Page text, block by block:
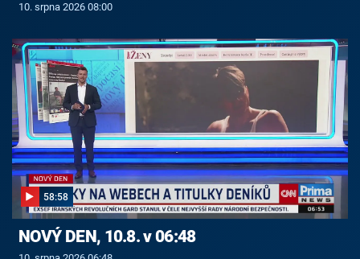
10. srpna 2026 08:00
58:58
NOVÝ DEN, 10.8. v 06:48